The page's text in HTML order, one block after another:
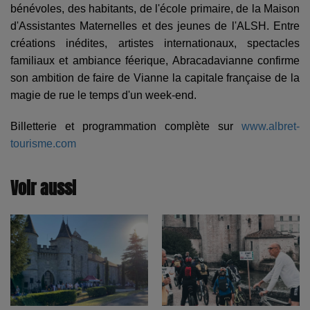
bénévoles, des habitants, de l'école primaire, de la Maison
d'Assistantes Maternelles et des jeunes de l'ALSH. Entre
créations inédites, artistes internationaux, spectacles
familiaux et ambiance féerique, Abracadavianne confirme
son ambition de faire de Vianne la capitale française de la
magie de rue le temps d'un week-end.
Billetterie et programmation complète sur www.albret-
tourisme.com
Voir aussi